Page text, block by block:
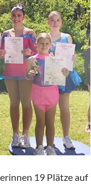
19 Plätze auf